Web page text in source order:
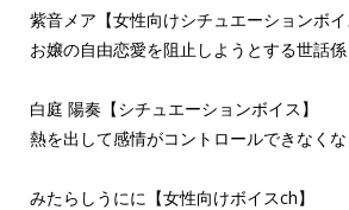
紫音メア【女性向けシチュエーションボイ
お嬢の自由恋愛を阻止しようとする世話係
白庭 陽奏【シチュエーションボイス】
熱を出して感情がコントロールできなく
みたらしうにに【女性向けボイスch】